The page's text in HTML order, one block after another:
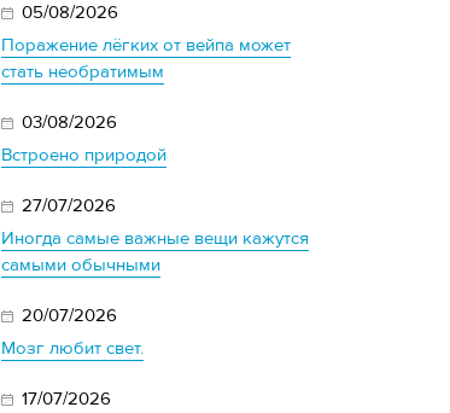
05/08/2026
Поражение лёгких от вейпа может
стать необратимым
03/08/2026
Встроено природой
27/07/2026
Иногда самые важные вещи кажутся
самыми обычными
20/07/2026
Мозг любит свет.
17/07/2026